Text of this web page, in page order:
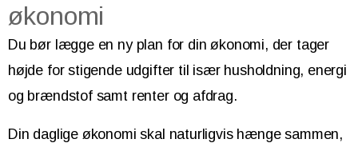
økonomi
Du bør lægge en ny plan for din økonomi, der tager
højde for stigende udgifter til især husholdning, energi
og brændstof samt renter og afdrag.
Din daglige økonomi skal naturligvis hænge sammen,